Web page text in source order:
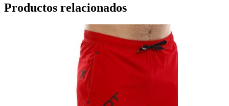
Productos relacionados